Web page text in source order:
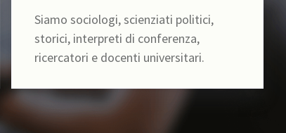
Siamo sociologi, scienziati politici,
storici, interpreti di conferenza,
ricercatori e docenti universitari.